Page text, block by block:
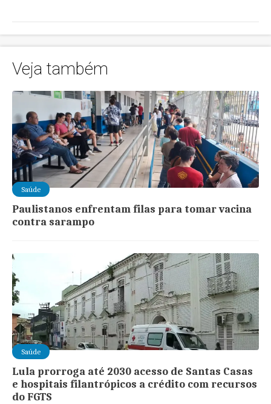
Veja também
Saúde
Paulistanos enfrentam filas para tomar vacina
contra sarampo
Saúde
Lula prorroga até 2030 acesso de Santas Casas
e hospitais filantrópicos a crédito com recursos
do FGTS